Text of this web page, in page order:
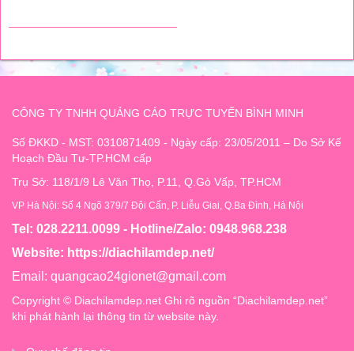
CÔNG TY TNHH QUẢNG CÁO TRỰC TUYẾN BÌNH MINH
Số ĐKKD - MST: 0310871409 - Ngày cấp: 23/05/2011 – Do Sở Kế
Hoạch Đầu Tư-TP.HCM cấp
Trụ Sở: 118/1/9 Lê Văn Thọ, P.11, Q.Gò Vấp, TP.HCM
VP Hà Nội: Số 4 Ngõ 379/7 Đội Cấn, P. Liễu Giai, Q.Ba Đình, Hà Nội
Tel: 028.2211.0099 - Hotline/Zalo: 0948.968.238
Website: https://diachilamdep.net/
Email: quangcao24gionet@gmail.com
Copyright © Diachilamdep.net Ghi rõ nguồn “Diachilamdep.net”
khi phát hành lại thông tin từ website này.